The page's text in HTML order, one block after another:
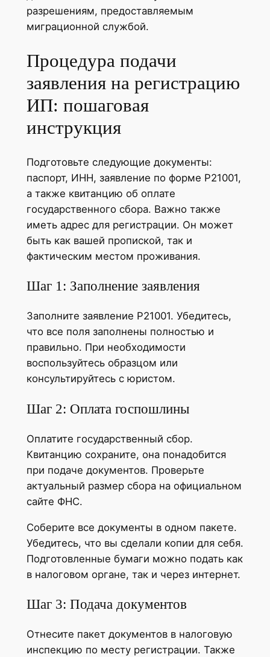
разрешениям, предоставляемым
миграционной службой.
Процедура подачи
заявления на регистрацию
ИП: пошаговая
инструкция
Подготовьте следующие документы:
паспорт, ИНН, заявление по форме Р21001,
а также квитанцию об оплате
государственного сбора. Важно также
иметь адрес для регистрации. Он может
быть как вашей пропиской, так и
фактическим местом проживания.
Шаг 1: Заполнение заявления
Заполните заявление Р21001. Убедитесь,
что все поля заполнены полностью и
правильно. При необходимости
воспользуйтесь образцом или
консультируйтесь с юристом.
Шаг 2: Оплата госпошлины
Оплатите государственный сбор.
Квитанцию сохраните, она понадобится
при подаче документов. Проверьте
актуальный размер сбора на официальном
сайте ФНС.
Соберите все документы в одном пакете.
Убедитесь, что вы сделали копии для себя.
Подготовленные бумаги можно подать как
в налоговом органе, так и через интернет.
Шаг 3: Подача документов
Отнесите пакет документов в налоговую
инспекцию по месту регистрации. Также